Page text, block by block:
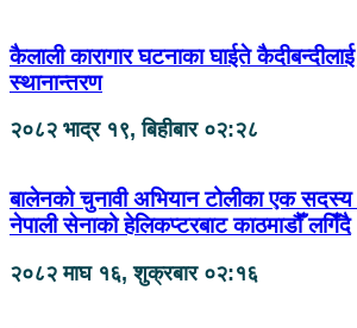
कैलाली कारागार घटनाका घाईते
स्थानान्तरण
२०८२ भाद्र १९, बिहीबार ०२:२८
बालेनको चुनावी अभियान टोलीका एक
नेपाली सेनाको हेलिकप्टरबाट काठमाडौँ लगिँदै
२०८२ माघ १६, शुक्रबार ०२:१६